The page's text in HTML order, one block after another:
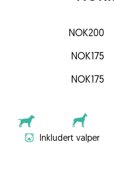
NOK200
NOK175
NOK175
Inkludert valper